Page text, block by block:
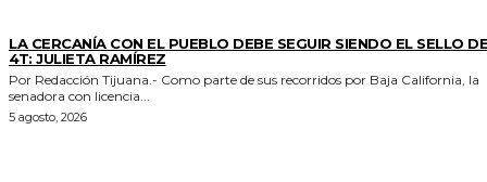
LA CERCANÍA CON EL PUEBLO DEBE SEGUIR SIENDO EL SELLO
4T: JULIETA RAMÍREZ
Por Redacción Tijuana.- Como parte de sus recorridos por Baja California, la
senadora con licencia...
5 agosto, 2026